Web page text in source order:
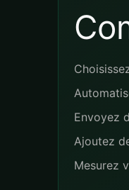
Envoyez
Ajoutez
Mesurez